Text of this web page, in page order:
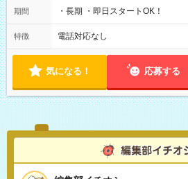
期間 ・長期 ・即日スタートOK！
特徴 電話対応なし
気になる！ 応募する